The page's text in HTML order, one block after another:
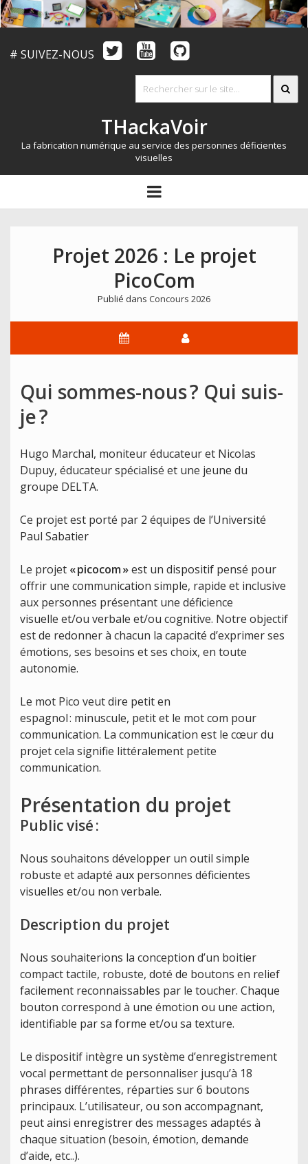
# SUIVEZ-NOUS
THackaVoir
La fabrication numérique au service des personnes déficientes
visuelles
ARTICLES
LE CONCOURS
RESSOURCES
CONTACT
open
menu
Projet 2026 : Le projet
PicoCom
Publié dans Concours 2026
Qui sommes-nous ? Qui suis-
je ?
Hugo Marchal, moniteur éducateur et Nicolas
Dupuy, éducateur spécialisé et une jeune du
groupe DELTA.
Ce projet est porté par 2 équipes de l’Université
Paul Sabatier
Le projet « picocom »est un dispositif pensé pour
offrir une communication simple, rapide et inclusive
aux personnes présentant une déficience
visuelle et/ou verbale et/ou cognitive. Notre objectif
est de redonner à chacun la capacité d’exprimer ses
émotions, ses besoins et ses choix, en toute
autonomie.
Le mot Pico veut dire petit en
espagnol : minuscule, petit et le mot com pour
communication. La communication est le cœur du
projet cela signifie littéralement petite
communication.
Présentation du projet
Public visé :
Nous souhaitons développer un outil simple
robuste et adapté aux personnes déficientes
visuelles et/ou non verbale.
Description du projet
Nous souhaiterions la conception d’un boitier
compact tactile, robuste, doté de boutons en relief
facilement reconnaissables par le toucher. Chaque
bouton correspond à une émotion ou une action,
identifiable par sa forme et/ou sa texture.
Le dispositif intègre un système d’enregistrement
vocal permettant de personnaliser jusqu’à 18
phrases différentes, réparties sur 6 boutons
principaux. L’utilisateur, ou son accompagnant,
peut ainsi enregistrer des messages adaptés à
chaque situation (besoin, émotion, demande
d’aide, etc..).